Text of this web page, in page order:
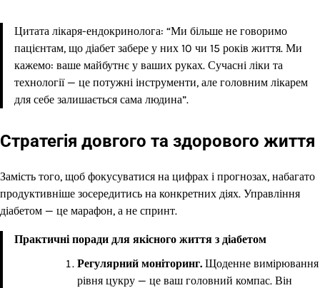
Цитата лікаря-ендокринолога: “Ми більше не говоримо
пацієнтам, що діабет забере у них 10 чи 15 років життя. Ми
кажемо: ваше майбутнє у ваших руках. Сучасні ліки та
технології — це потужні інструменти, але головним лікарем
для себе залишається сама людина”.
Стратегія довгого та здорового життя
Замість того, щоб фокусуватися на цифрах і прогнозах, набагато
продуктивніше зосередитись на конкретних діях. Управління
діабетом — це марафон, а не спринт.
Практичні поради для якісного життя з діабетом
Регулярний моніторинг. Щоденне вимірювання
рівня цукру — це ваш головний компас. Він